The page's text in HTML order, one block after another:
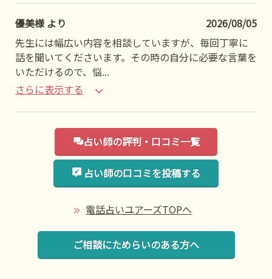
優美様 より
2026/08/05
先生には幅広い内容を相談していますが、毎回丁寧に
話を聞いてくださいます。その時の自分に必要な言葉を
いただけるので、悩...
さらに表示する
占い師の評判・口コミ一覧
占い師の口コミを投稿する
電話占いユアーズTOPへ
ご相談にためらいのある方へ